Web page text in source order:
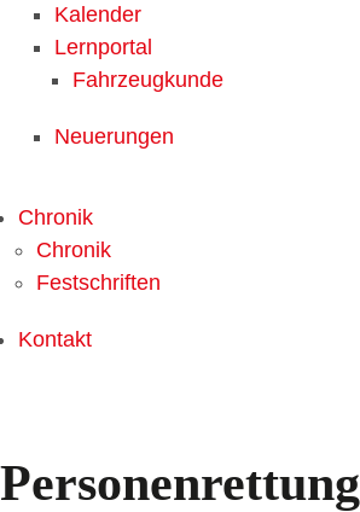
Kalender
Lernportal
Fahrzeugkunde
Neuerungen
Chronik
Chronik
Festschriften
Kontakt
Personenrettung